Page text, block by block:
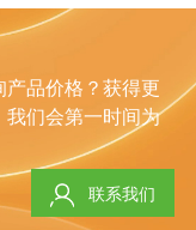
品价格？获得更
们会第一时间为
联系我们